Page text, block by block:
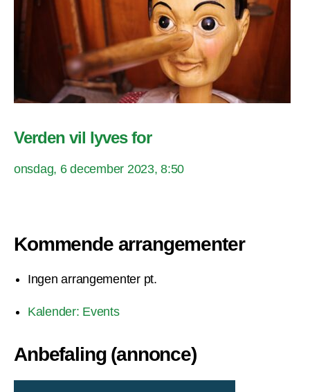
Verden vil lyves for
onsdag, 6 december 2023, 8:50
Kommende arrangementer
Ingen arrangementer pt.
Kalender: Events
Anbefaling (annonce)